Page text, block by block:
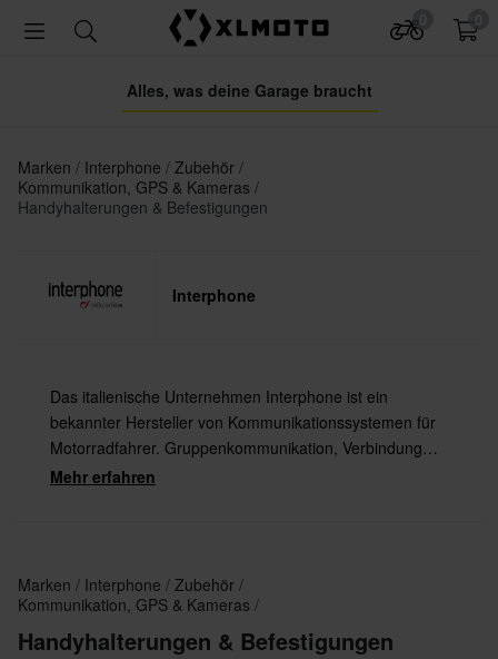
Alles, was deine Garage braucht
Marken Interphone
Zubehör
Kommunikation, GPS & Kameras
Handyhalterungen & Befestigungen
Interphone
Das italienische Unternehmen Interphone ist ein
bekannter Hersteller von Kommunikationssystemen für
Motorradfahrer. Gruppenkommunikation, Verbindung
zum Handy, GPS oder MP3-Player - mit Interphone ist
Mehr erfahren
Marken Interphone
Zubehör
Kommunikation, GPS & Kameras
Handyhalterungen & Befestigungen